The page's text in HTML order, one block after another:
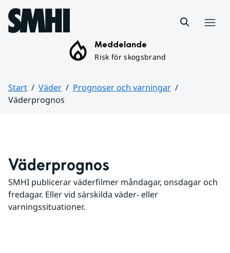
Hoppa till sidans innehåll
Meddelande
Risk för skogsbrand
Start Väder
Prognoser och varningar
Väderprognos
Väderprognos
SMHI publicerar väderfilmer måndagar, onsdagar och
fredagar. Eller vid särskilda väder- eller
varningssituationer.